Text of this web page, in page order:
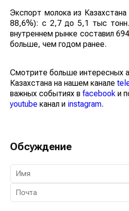
Экспорт молока из
88,6%): с 2,7 до 5,1 тыс
внутреннем рынке составил
больше, чем годом ранее.
Смотрите больше интересных
Казахстана на нашем канале
важных событиях вfacebook и
youtube канал иinstagram
Обсуждение